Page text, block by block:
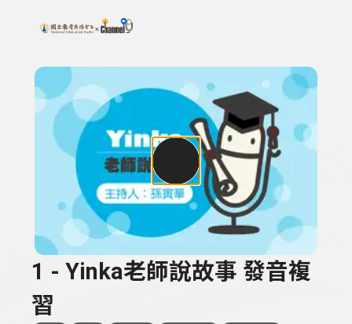
上方功能區塊
搜尋關鍵字：可輸入節目名稱、主持人或關鍵字
1 - Yinka老師說故事 發音複
習